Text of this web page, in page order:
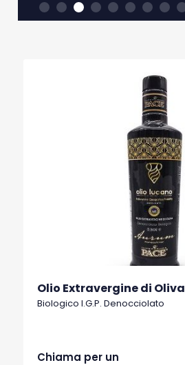
Olio Extravergine di Oliva
Biologico I.G.P. Denocciolato
Chiama per un